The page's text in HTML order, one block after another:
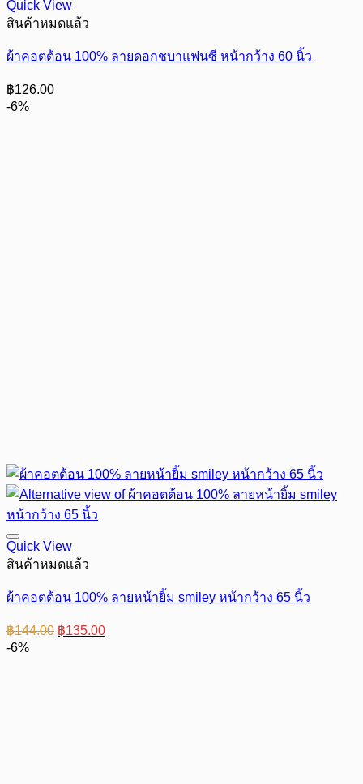
Quick View
สินค้าหมดแล้ว
ผ้าคอตต้อน 100% ลายดอกชบาแฟนซี หน้ากว้าง 60 นิ้ว
฿126.00
-6%
Quick View
สินค้าหมดแล้ว
ผ้าคอตต้อน 100% ลายหน้ายิ้ม smiley หน้ากว้าง 65 นิ้ว
฿144.00 Original
price
฿135.00Current
price
-6%